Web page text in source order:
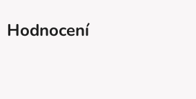
Hodnocení